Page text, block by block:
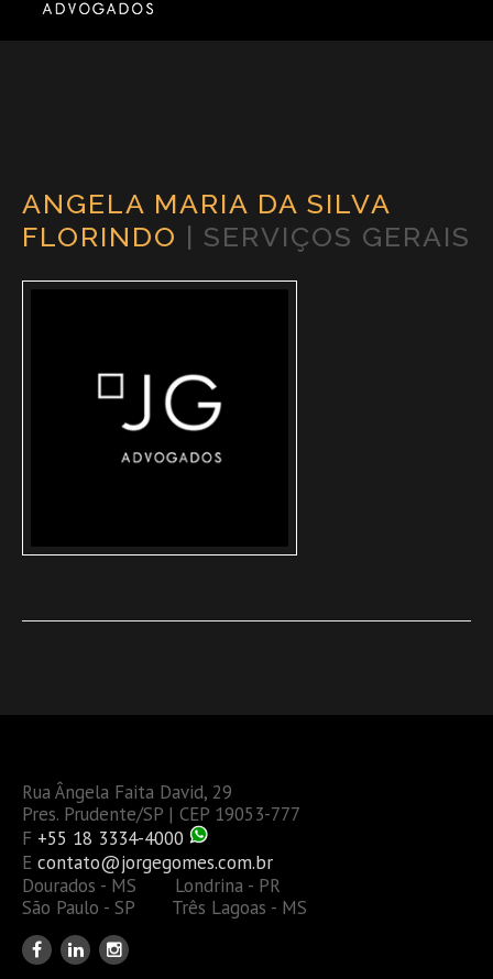
ANGELA MARIA DA SILVA
FLORINDO | SERVIÇOS GERAIS
Rua Ângela Faita David, 29
Pres. Prudente/SP | CEP 19053-777
F +55 18 3334-4000
E contato@jorgegomes.com.br
Dourados - MS Londrina - PR
São Paulo - SP Três Lagoas - MS